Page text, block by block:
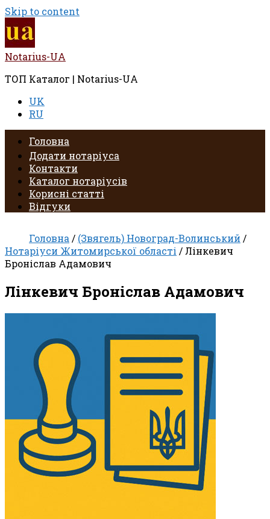
Skip to content
Notarius-UA
ТОП Каталог | Notarius-UA
UK
RU
Головна
Додати нотаріуса
Контакти
Каталог нотаріусів
Корисні статті
Відгуки
Головна / (Звягель) Новоград-Волинський /
Нотаріуси Житомирської області / Лінкевич
Броніслав Адамович
Лінкевич Броніслав Адамович